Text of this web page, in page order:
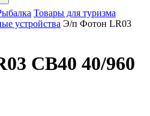
Товары для туризма
устройства Э/п Фотон LR03
СВ40 40/960